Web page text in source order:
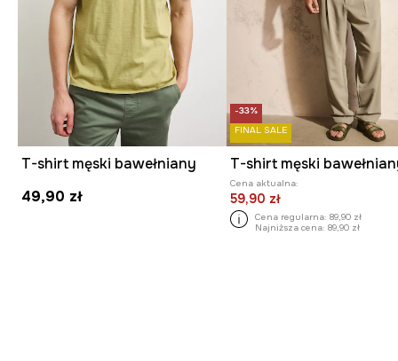
T-shirt męski bawełniany
49,90 zł
-33%
FINAL SALE
Cena aktualna:
59,90 zł
Cena regularna: 89,90 zł
Najniższa cena: 89,90 zł